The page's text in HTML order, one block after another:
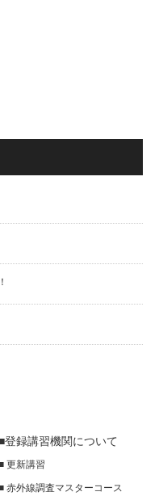
登録講習機関について
更新講習
赤外線調査マスターコース